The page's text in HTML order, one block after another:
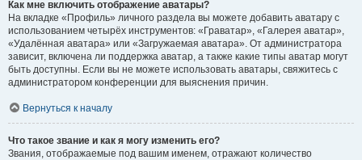
Как мне включить отображение аватары?
На вкладке «Профиль» личного раздела вы можете добавить аватару с
использованием четырёх инструментов: «Граватар», «Галерея аватар»,
«Удалённая аватара» или «Загружаемая аватара». От администратора
зависит, включена ли поддержка аватар, а также какие типы аватар могут
быть доступны. Если вы не можете использовать аватары, свяжитесь с
администратором конференции для выяснения причин.
Вернуться к началу
Что такое звание и как я могу изменить его?
Звания, отображаемые под вашим именем, отражают количество